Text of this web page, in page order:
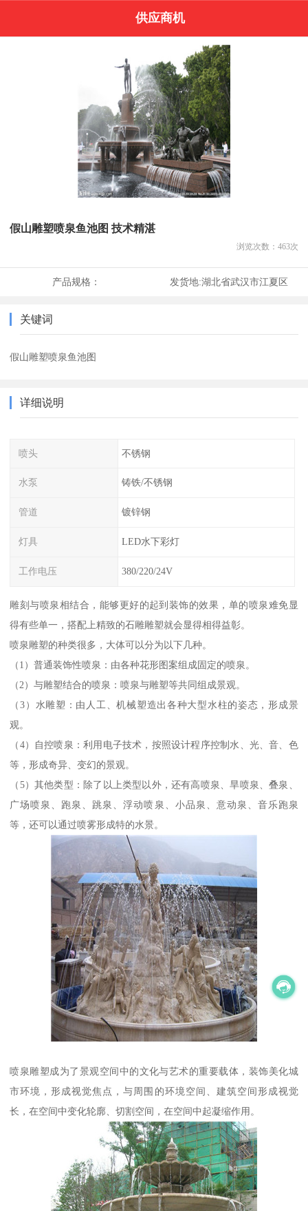
供应商机
假山雕塑喷泉鱼池图 技术精湛
浏览次数： 463次
产品规格： 发货地:湖北省武汉市江夏区
关键词
假山雕塑喷泉鱼池图
详细说明
喷头 不锈钢
水泵 铸铁/不锈钢
管道 镀锌钢
灯具 LED水下彩灯
工作电压 380/220/24V
雕刻与喷泉相结合，能够更好的起到装饰的效果，单的喷泉难免显
得有些单一，搭配上精致的石雕雕塑就会显得相得益彰。
喷泉雕塑的种类很多，大体可以分为以下几种。
（1）普通装饰性喷泉：由各种花形图案组成固定的喷泉。
（2）与雕塑结合的喷泉：喷泉与雕塑等共同组成景观。
（3）水雕塑：由人工、机械塑造出各种大型水柱的姿态，形成景
观。
（4）自控喷泉：利用电子技术，按照设计程序控制水、光、音、色
等，形成奇异、变幻的景观。
（5）其他类型：除了以上类型以外，还有高喷泉、旱喷泉、叠泉、
广场喷泉、跑泉、跳泉、浮动喷泉、小品泉、意动泉、音乐跑泉
等，还可以通过喷雾形成特的水景。
喷泉雕塑成为了景观空间中的文化与艺术的重要载体，装饰美化城
市环境，形成视觉焦点，与周围的环境空间、建筑空间形成视觉
长，在空间中变化轮廓、切割空间，在空间中起凝缩作用。